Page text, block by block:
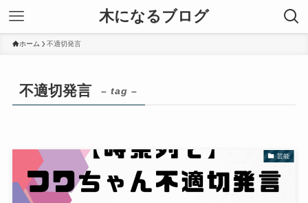
木になるブログ
ホーム 不適切発言
不適切発言 – tag –
芸能